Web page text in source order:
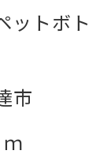
ットボト
市
ｍ